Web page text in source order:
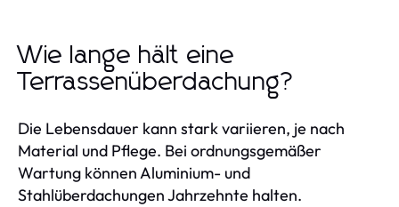
Wie lange hält eine
Terrassenüberdachung?
Die Lebensdauer kann stark variieren, je nach
Material und Pflege. Bei ordnungsgemäßer
Wartung können Aluminium- und
Stahlüberdachungen Jahrzehnte halten.